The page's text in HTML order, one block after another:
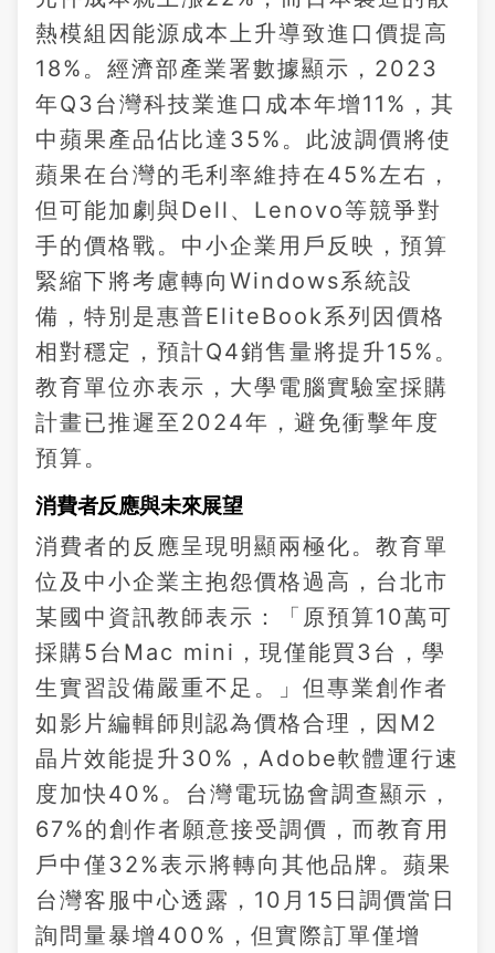
熱模組因能源成本上升導致進口價提高
18%。經濟部產業署數據顯示，2023
年Q3台灣科技業進口成本年增11%，其
中蘋果產品佔比達35%。此波調價將使
蘋果在台灣的毛利率維持在45%左右，
但可能加劇與Dell、Lenovo等競爭對
手的價格戰。中小企業用戶反映，預算
緊縮下將考慮轉向Windows系統設
備，特別是惠普EliteBook系列因價格
相對穩定，預計Q4銷售量將提升15%。
教育單位亦表示，大學電腦實驗室採購
計畫已推遲至2024年，避免衝擊年度
預算。
消費者反應與未來展望
消費者的反應呈現明顯兩極化。教育單
位及中小企業主抱怨價格過高，台北市
某國中資訊教師表示：「原預算10萬可
採購5台Mac mini，現僅能買3台，學
生實習設備嚴重不足。」但專業創作者
如影片編輯師則認為價格合理，因M2
晶片效能提升30%，Adobe軟體運行速
度加快40%。台灣電玩協會調查顯示，
67%的創作者願意接受調價，而教育用
戶中僅32%表示將轉向其他品牌。蘋果
台灣客服中心透露，10月15日調價當日
詢問量暴增400%，但實際訂單僅增